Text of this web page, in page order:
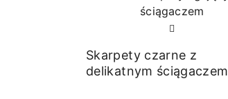
Skarpety czarne z
delikatnym ściągaczem